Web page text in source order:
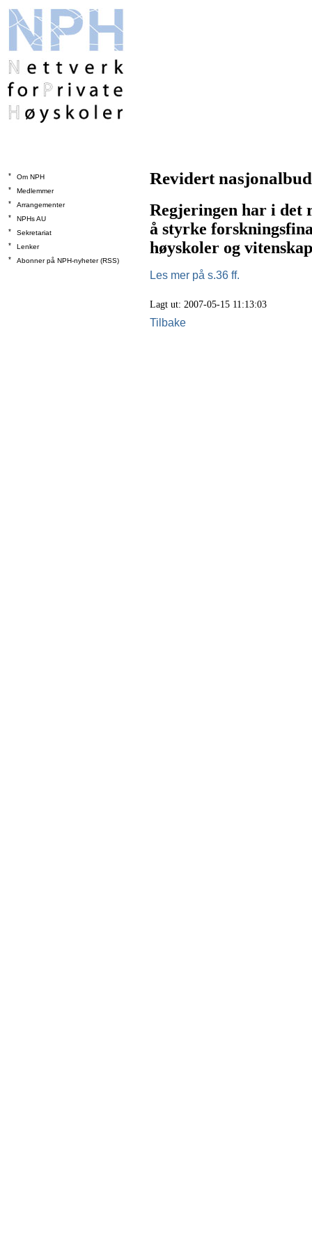
*
Om NPH
*
Medlemmer
*
Arrangementer
*
NPHs AU
*
Sekretariat
*
Lenker
*
Abonner på NPH-nyheter (RSS)
Revidert
Regjeringen har i det
å styrke
høyskoler og
Les mer på s.36 ff.
Lagt ut: 2007-05-15 11:13:03
Tilbake